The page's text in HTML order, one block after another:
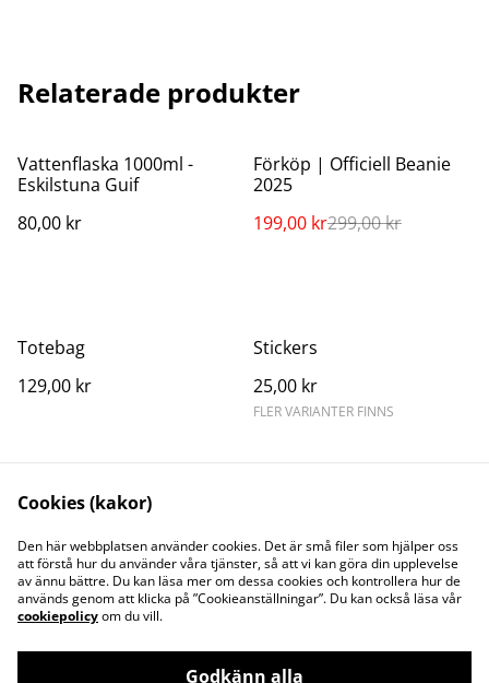
Relaterade produkter
Vattenflaska 1000ml -
Eskilstuna Guif
80,00 kr
%
Förköp | Officiell Beanie
2025
199,00 kr299,00 kr
Totebag
129,00 kr
Stickers
25,00 kr
FLER VARIANTER FINNS
Kontakta oss
Juridisk information
Integritetspolicy
Cookiepolicy
Cookies (kakor)
Den här webbplatsen använder cookies. Det är små filer som hjälper oss
att förstå hur du använder våra tjänster, så att vi kan göra din upplevelse
av ännu bättre. Du kan läsa mer om dessa cookies och kontrollera hur de
används genom att klicka på ”Cookieanställningar”. Du kan också läsa vår
cookiepolicyom du vill.
Godkänn alla